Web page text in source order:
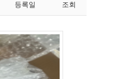
등록일 조회